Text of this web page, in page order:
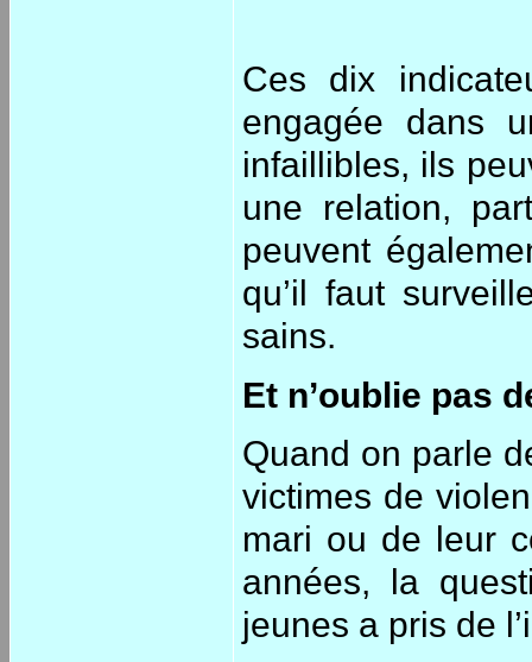
Ces dix
engagée dans
infaillibles, ils
une relation,
peuvent
qu’il faut
sains.
Et n’oublie pas
Quand on parle
victimes de
mari ou de leur
années, la
jeunes a pris de